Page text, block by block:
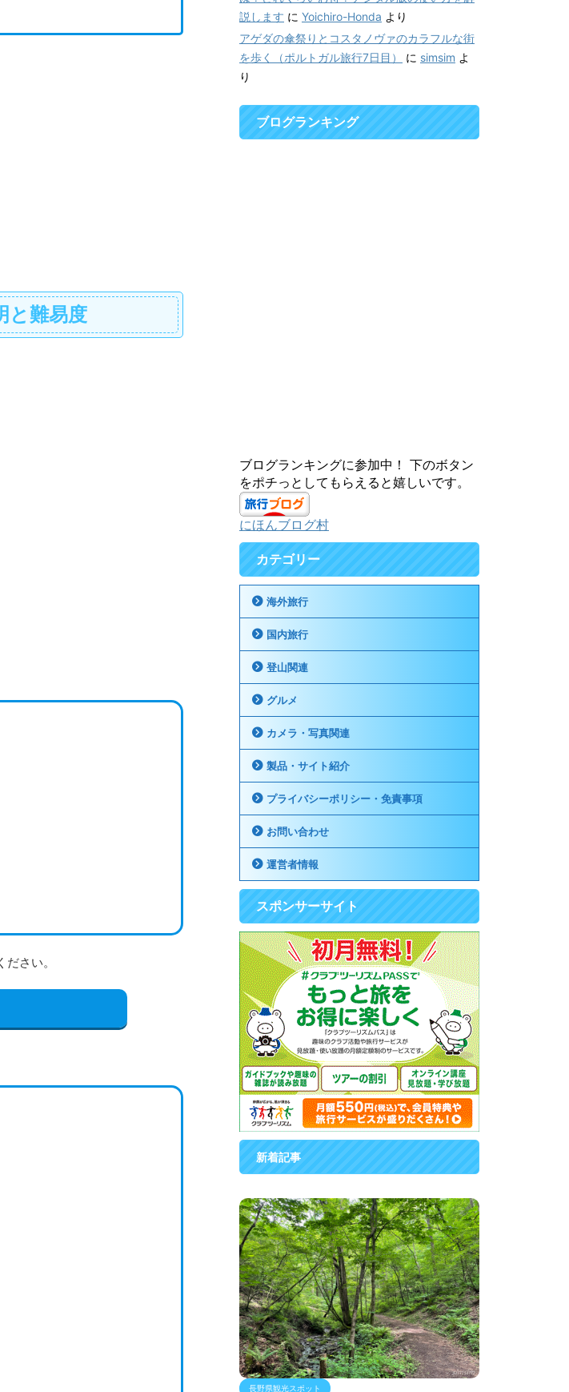
と難易度
さい。
説します に Yoichiro-Honda より
アゲダの傘祭りとコスタノヴァのカラフルな街
を歩く（ポルトガル旅行7日目）
に simsim よ
り
ブログランキング
ブログランキングに参加中！ 下のボタン
をポチっとしてもらえると嬉しいです。
にほんブログ村
カテゴリー
海外旅行
国内旅行
登山関連
グルメ
カメラ・写真関連
製品・サイト紹介
プライバシーポリシー・免責事項
お問い合わせ
運営者情報
スポンサーサイト
新着記事
長野県観光スポット